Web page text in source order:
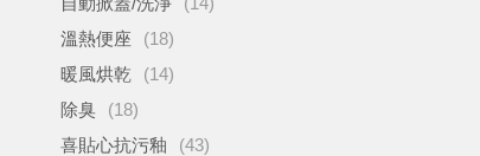
溫熱便座
(18)
暖風烘乾
(14)
除臭
(18)
喜貼心抗污釉
(43)